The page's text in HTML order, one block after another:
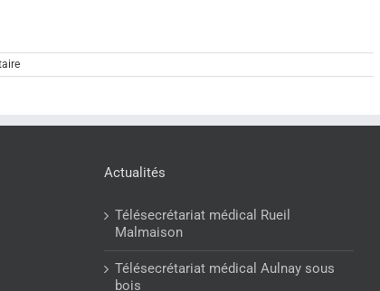
Actualités
Télésecrétariat médical Rueil
Malmaison
Télésecrétariat médical Aulnay sous
bois